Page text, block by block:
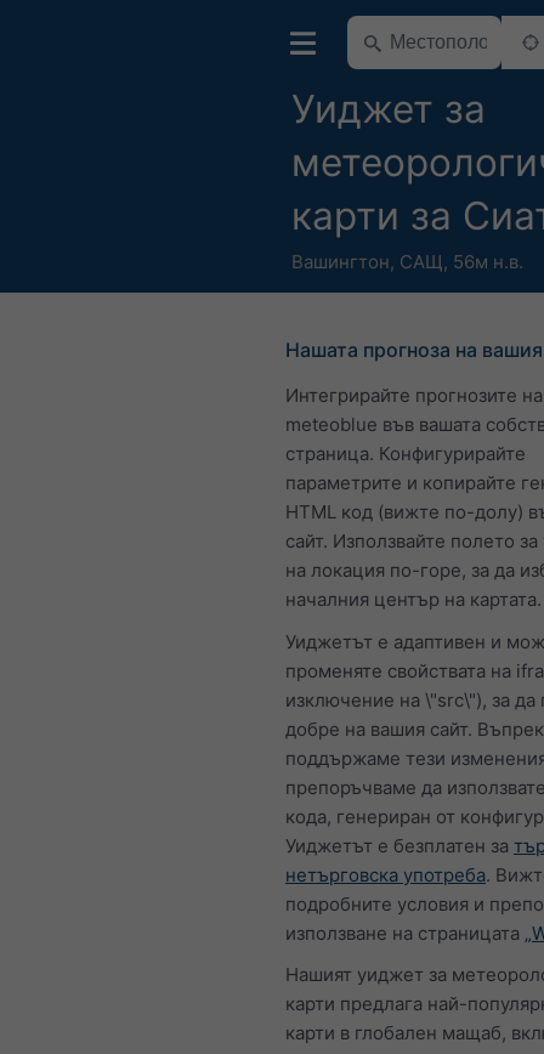
Уиджет за
карти за
Вашингтон, САЩ, 56м н.в.
Нашата прогноза на
Интегрирайте прогнозите на
meteoblue във вашата
страница. Конфигурирайте
параметрите и копирайте
HTML код (вижте по-долу)
сайт. Използвайте полето
на локация по-горе, за да
началния център на картата.
Уиджетът е адаптивен и
променяте свойствата на
изключение на \"src\"), за да
добре на вашия сайт.
поддържаме тези
препоръчваме да
кода, генериран от
Уиджетът е безплатен за
нетърговска употреба.
подробните условия и
използване на страницата
Нашият уиджет за
карти предлага най-
карти в глобален мащаб,